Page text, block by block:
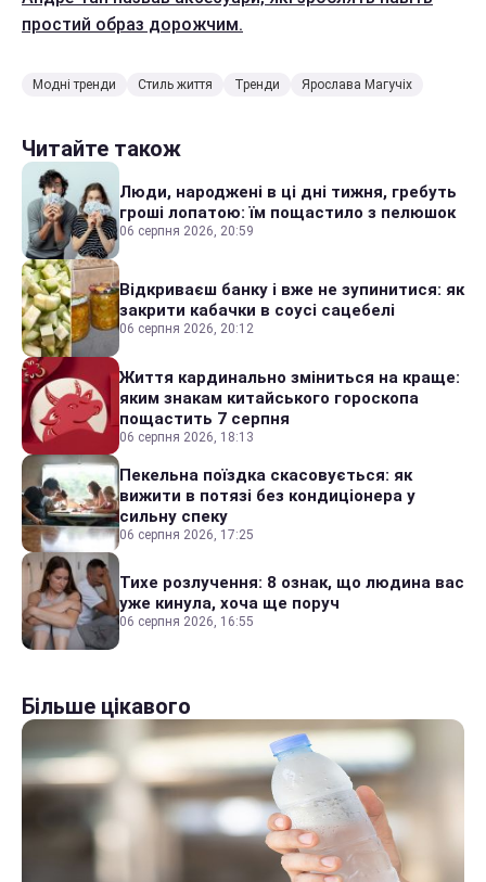
простий образ дорожчим.
Модні тренди Стиль життя Тренди Ярослава Магучіх
Читайте також
Люди, народжені в ці дні тижня, гребуть
гроші лопатою: їм пощастило з пелюшок
06 серпня 2026, 20:59
Відкриваєш банку і вже не зупинитися: як
закрити кабачки в соусі сацебелі
06 серпня 2026, 20:12
Життя кардинально зміниться на краще:
яким знакам китайського гороскопа
пощастить 7 серпня
06 серпня 2026, 18:13
Пекельна поїздка скасовується: як
вижити в потязі без кондиціонера у
сильну спеку
06 серпня 2026, 17:25
Тихе розлучення: 8 ознак, що людина вас
уже кинула, хоча ще поруч
06 серпня 2026, 16:55
Більше цікавого